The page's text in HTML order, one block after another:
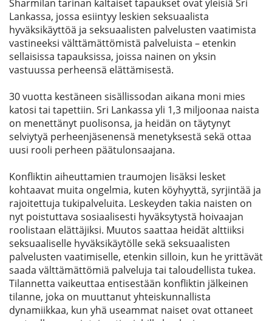
Sharmilan tarinan kaltaiset tapaukset ovat yleisiä Sri
Lankassa, jossa esiintyy leskien seksuaalista
hyväksikäyttöä ja seksuaalisten palvelusten vaatimista
vastineeksi välttämättömistä palveluista – etenkin
sellaisissa tapauksissa, joissa nainen on yksin
vastuussa perheensä elättämisestä.
30 vuotta kestäneen sisällissodan aikana moni mies
katosi tai tapettiin. Sri Lankassa yli 1,3 miljoonaa naista
on menettänyt puolisonsa, ja heidän on täytynyt
selviytyä perheenjäsenensä menetyksestä sekä ottaa
uusi rooli perheen päätulonsaajana.
Konfliktin aiheuttamien traumojen lisäksi lesket
kohtaavat muita ongelmia, kuten köyhyyttä, syrjintää ja
rajoitettuja tukipalveluita. Leskeyden takia naisten on
nyt poistuttava sosiaalisesti hyväksytystä hoivaajan
roolistaan elättäjiksi. Muutos saattaa heidät alttiiksi
seksuaaliselle hyväksikäytölle sekä seksuaalisten
palvelusten vaatimiselle, etenkin silloin, kun he yrittävät
saada välttämättömiä palveluja tai taloudellista tukea.
Tilannetta vaikeuttaa entisestään konfliktin jälkeinen
tilanne, joka on muuttanut yhteiskunnallista
dynamiikkaa, kun yhä useammat naiset ovat ottaneet